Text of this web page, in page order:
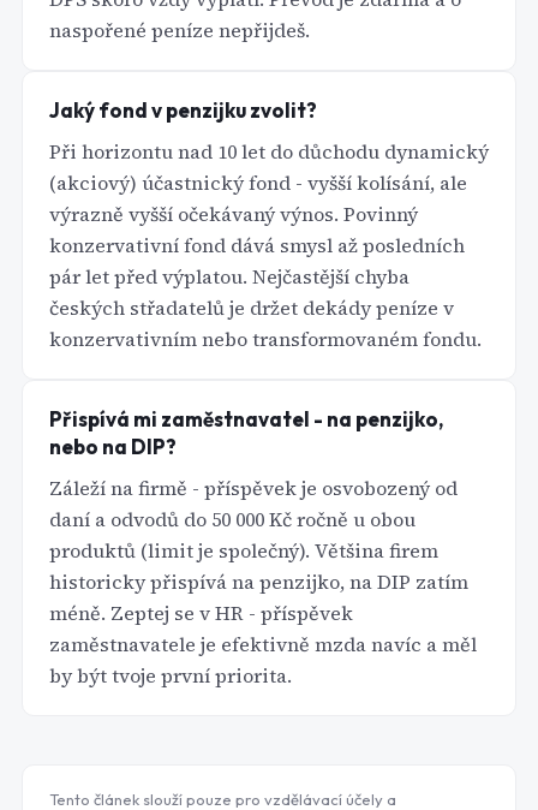
naspořené peníze nepřijdeš.
Jaký fond v penzijku zvolit?
Při horizontu nad 10 let do důchodu dynamický
(akciový) účastnický fond - vyšší kolísání, ale
výrazně vyšší očekávaný výnos. Povinný
konzervativní fond dává smysl až posledních
pár let před výplatou. Nejčastější chyba
českých střadatelů je držet dekády peníze v
konzervativním nebo transformovaném fondu.
Přispívá mi zaměstnavatel - na penzijko,
nebo na DIP?
Záleží na firmě - příspěvek je osvobozený od
daní a odvodů do 50 000 Kč ročně u obou
produktů (limit je společný). Většina firem
historicky přispívá na penzijko, na DIP zatím
méně. Zeptej se v HR - příspěvek
zaměstnavatele je efektivně mzda navíc a měl
by být tvoje první priorita.
Tento článek slouží pouze pro vzdělávací účely a